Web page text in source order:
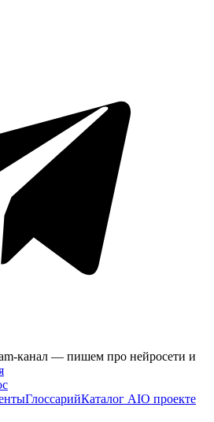
канал — пишем про нейросети и
ГлоссарийКаталог AIО проекте